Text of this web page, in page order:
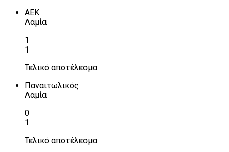
ΑΕΚ
Λαμία
1
1
Τελικό αποτέλεσμα
Παναιτωλικός
Λαμία
0
1
Τελικό αποτέλεσμα